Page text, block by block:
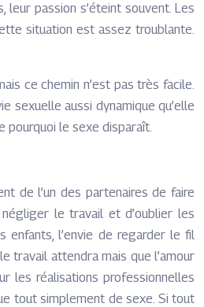
leur passion s’éteint souvent. Les
situation est assez troublante.
ce chemin n’est pas très facile.
sexuelle aussi dynamique qu’elle
pourquoi le sexe disparaît.
de l’un des partenaires de faire
le travail et d’oublier les
enfants, l’envie de regarder le fil
travail attendra mais que l’amour
les réalisations professionnelles
tout simplement de sexe. Si tout